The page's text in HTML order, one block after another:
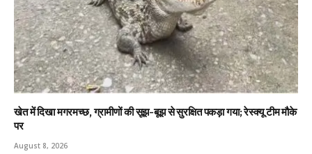
खेत में दिखा मगरमच्छ, ग्रामीणों की सूझ-बूझ से सुरक्षित पकड़ा गया; रेस्क्यू टीम मौके
पर
August 8, 2026